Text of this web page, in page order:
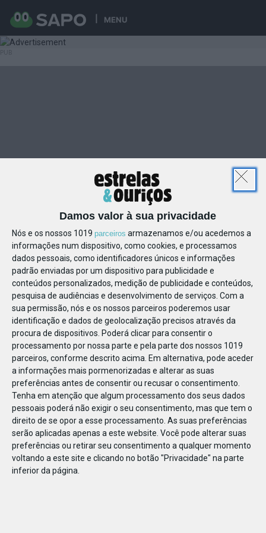
MENU
Damos valor à sua privacidade
Nós e os nossos 1019 parceiros armazenamos e/ou acedemos a
informações num dispositivo, como cookies, e processamos
dados pessoais, como identificadores únicos e informações
padrão enviadas por um dispositivo para publicidade e
conteúdos personalizados, medição de publicidade e conteúdos,
pesquisa de audiências e desenvolvimento de serviços. Com a
sua permissão, nós e os nossos parceiros poderemos usar
identificação e dados de geolocalização precisos através da
procura de dispositivos. Poderá clicar para consentir o
processamento por nossa parte e pela parte dos nossos 1019
parceiros, conforme descrito acima. Em alternativa, pode aceder
a informações mais pormenorizadas e alterar as suas
preferências antes de consentir ou recusar o consentimento.
Tenha em atenção que algum processamento dos seus dados
pessoais poderá não exigir o seu consentimento, mas que tem o
direito de se opor a esse processamento. As suas preferências
serão aplicadas apenas a este website. Você pode alterar suas
preferências ou retirar seu consentimento a qualquer momento
voltando a este site e clicando no botão "Privacidade" na parte
inferior da página.
82166974976512